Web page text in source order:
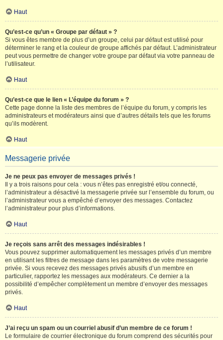
Haut
Qu’est-ce qu’un « Groupe par défaut » ?
Si vous êtes membre de plus d’un groupe, celui par défaut est utilisé pour
déterminer le rang et la couleur de groupe affichés par défaut. L’administrateur
peut vous permettre de changer votre groupe par défaut via votre panneau de
l’utilisateur.
Haut
Qu’est-ce que le lien « L’équipe du forum » ?
Cette page donne la liste des membres de l’équipe du forum, y compris les
administrateurs et modérateurs ainsi que d’autres détails tels que les forums
qu’ils modèrent.
Haut
Messagerie privée
Je ne peux pas envoyer de messages privés !
Il y a trois raisons pour cela : vous n’êtes pas enregistré et/ou connecté,
l’administrateur a désactivé la messagerie privée sur l’ensemble du forum, ou
l’administrateur vous a empêché d’envoyer des messages. Contactez
l’administrateur pour plus d’informations.
Haut
Je reçois sans arrêt des messages indésirables !
Vous pouvez supprimer automatiquement les messages privés d’un membre
en utilisant les filtres de message dans les paramètres de votre messagerie
privée. Si vous recevez des messages privés abusifs d’un membre en
particulier, rapportez les messages aux modérateurs. Ce dernier a la
possibilité d’empêcher complètement un membre d’envoyer des messages
privés.
Haut
J’ai reçu un spam ou un courriel abusif d’un membre de ce forum !
Le formulaire de courrier électronique du forum comprend des sécurités pour